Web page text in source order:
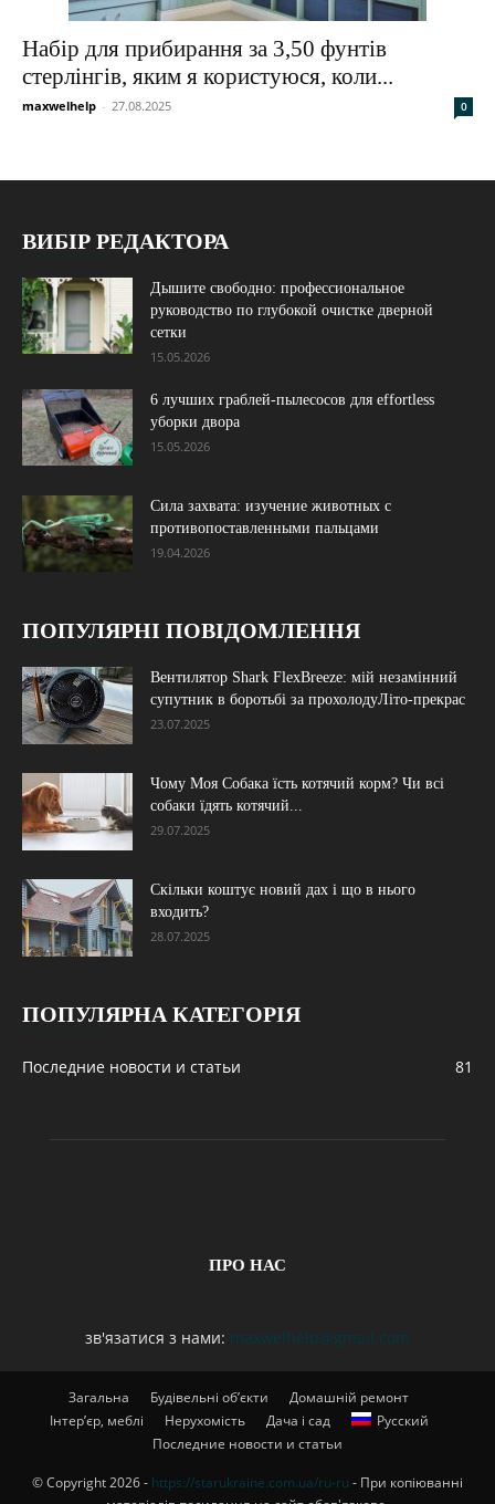
Набір для прибирання за 3,50 фунтів
стерлінгів, яким я користуюся, коли...
maxwelhelp - 27.08.2025 0
ВИБІР РЕДАКТОРА
Дышите свободно: профессиональное
руководство по глубокой очистке дверной
сетки
15.05.2026
6 лучших граблей-пылесосов для effortless
уборки двора
15.05.2026
Сила захвата: изучение животных с
противопоставленными пальцами
19.04.2026
ПОПУЛЯРНІ ПОВІДОМЛЕННЯ
Вентилятор Shark FlexBreeze: мій незамінний
супутник в боротьбі за прохолодуЛіто-прекрас
23.07.2025
Чому Моя Собака їсть котячий корм? Чи всі
собаки їдять котячий...
29.07.2025
Скільки коштує новий дах і що в нього
входить?
28.07.2025
ПОПУЛЯРНА КАТЕГОРІЯ
Последние новости и статьи 81
ПРО НАС
зв'язатися з нами: maxwelhelp@gmail.com
Загальна Будівельні об’єкти
Домашній ремонт
Інтер’єр, меблі
Нерухомість Дача і сад
Русский
Последние новости и статьи
© Copyright 2026 - https://starukraine.com.ua/ru-ru - При копіюванні